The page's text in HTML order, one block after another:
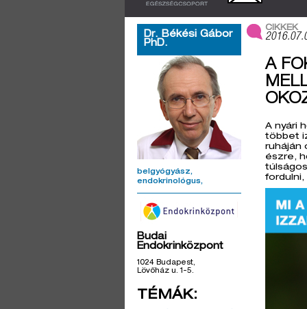
Dr. Békési Gábor
PhD.
belgyógyász
endokrinológus
Budai
Endokrinközpont
1024 Budapest,
Lövőház u. 1-5.
TÉMÁK:
CIKKEK
A
A nyári
többet
ruháján
észre,
fordulni,